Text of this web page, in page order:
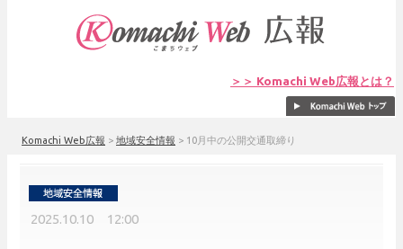
＞＞ Komachi Web広報とは？
Komachi Web広報 > 地域安全情報 > 10月中の公開交通取締り
2025.10.10 12:00